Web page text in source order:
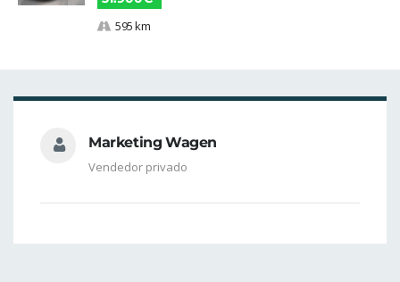
595 km
Marketing Wagen
Vendedor privado